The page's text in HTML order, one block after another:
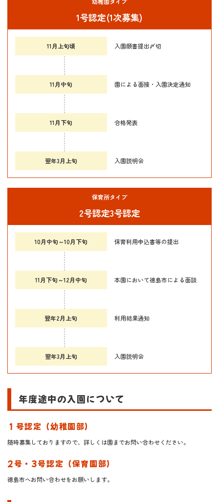
1号認定(1次募集)
11月上旬頃 入園願書提出〆切
11月中旬 園による面接・入園決定通知
11月下旬 合格発表
翌年3月上旬 入園説明会
保育所タイプ
2号認定3号認定
10月中旬～10月下旬 保育利用申込書等の提出
11月下旬～12月中旬 本園において徳島市による面談
翌年2月上旬 利用結果通知
翌年3月上旬 入園説明会
年度途中の入園について
１号認定（幼稚園部）
随時募集しておりますので、詳しくは園までお問い合わせください。
2号・3号認定（保育園部）
徳島市へお問い合わせをお願いします。